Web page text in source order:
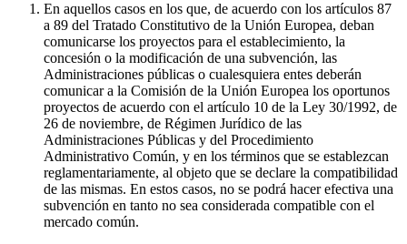
En aquellos casos en los que, de acuerdo con los artículos 87
a 89 del Tratado Constitutivo de la Unión Europea, deban
comunicarse los proyectos para el establecimiento, la
concesión o la modificación de una subvención, las
Administraciones públicas o cualesquiera entes deberán
comunicar a la Comisión de la Unión Europea los oportunos
proyectos de acuerdo con el artículo 10 de la Ley 30/1992, de
26 de noviembre, de Régimen Jurídico de las
Administraciones Públicas y del Procedimiento
Administrativo Común, y en los términos que se establezcan
reglamentariamente, al objeto que se declare la compatibilidad
de las mismas. En estos casos, no se podrá hacer efectiva una
subvención en tanto no sea considerada compatible con el
mercado común.